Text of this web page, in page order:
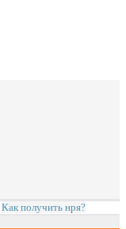
Как получить нря?